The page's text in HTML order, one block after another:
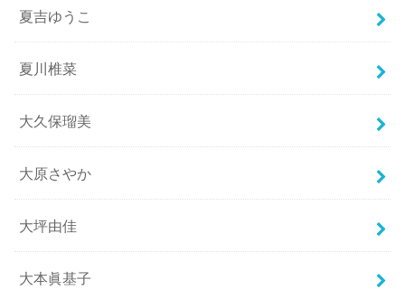
夏吉ゆうこ
夏川椎菜
大久保瑠美
大原さやか
大坪由佳
大本眞基子